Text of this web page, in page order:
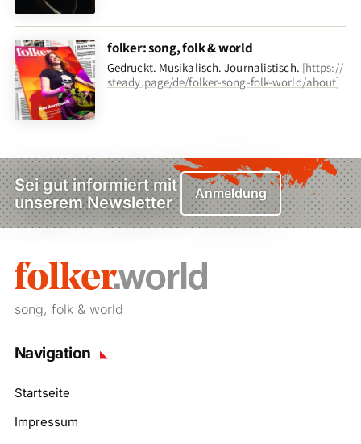
folker: song, folk & world
Gedruckt. Musikalisch. Journalistisch. [https://
steady.page/de/folker-song-folk-world/about]
Sei gut informiert mit
unserem Newsletter
Anmeldung
song, folk & world
Navigation
Startseite
Impressum